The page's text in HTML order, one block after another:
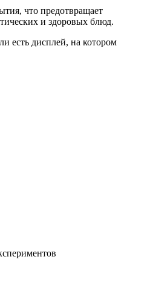
что предотвращает
и здоровых блюд.
есть дисплей, на котором